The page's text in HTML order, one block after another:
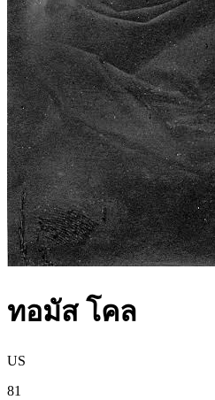
ทอมัส โคล
US
81